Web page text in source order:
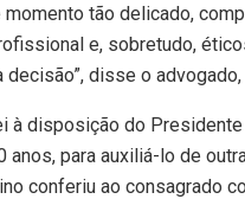
momento tão delicado,
e, sobretudo,
decisão”, disse o
à disposição do
anos, para auxiliá-lo de
conferiu ao consagrado